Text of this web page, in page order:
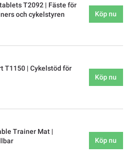
T2092 | Fäste för
och cykelstyren
Köp nu
T1150 | Cykelstöd för
Köp nu
Trainer Mat |
Köp nu